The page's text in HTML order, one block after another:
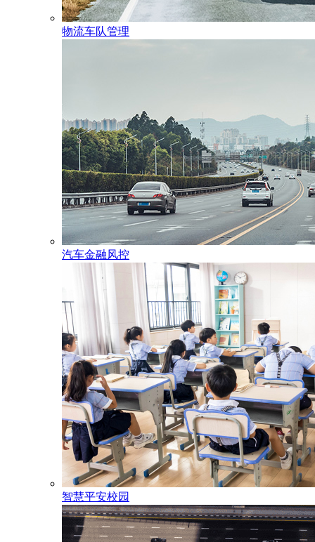
物流车队管理
汽车金融风控
智慧平安校园